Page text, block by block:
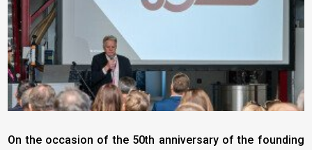
On the occasion of the 50th anniversary of the founding